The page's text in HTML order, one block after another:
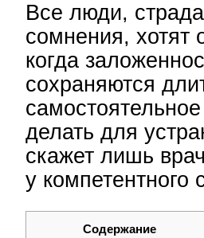
Все люди,
сомнения, хотят
когда
сохраняются
делать для
скажет лишь
у компетентного
Содержание